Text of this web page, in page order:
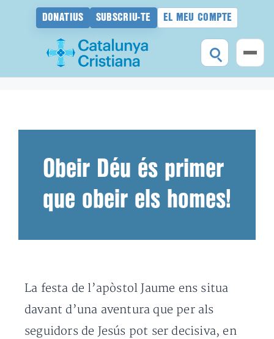
DONATIUS SUBSCRIU-TE EL MEU COMPTE
Obeir Déu és primer
que obeir els homes!
La festa de l’apòstol Jaume ens situa
davant d’una aventura que per als
seguidors de Jesús pot ser decisiva, en